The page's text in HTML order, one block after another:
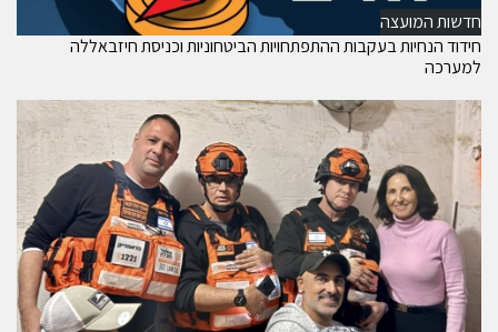
חדשות המועצה
חידוד הנחיות בעקבות ההתפתחויות הביטחוניות וכניסת חיזבאללה
למערכה